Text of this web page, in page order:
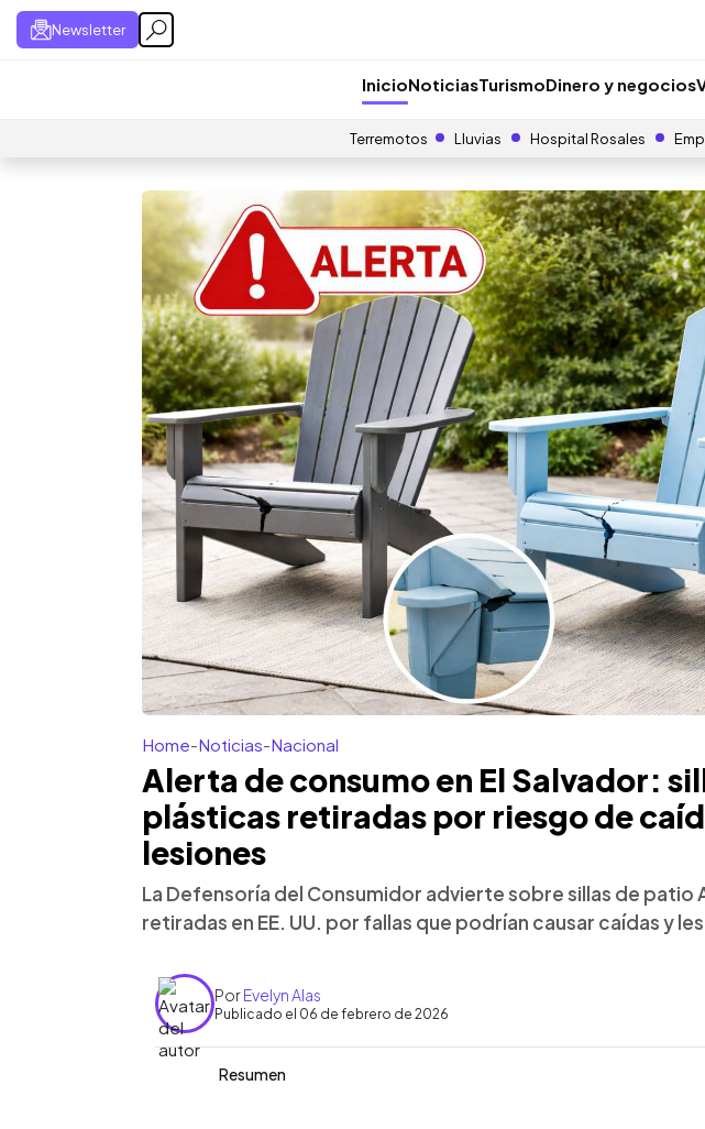
Newsletter
InicioNoticiasTurismoDinero y negocios
Terremotos Lluvias Hospital Rosales
Home-Noticias-Nacional
Alerta de consumo en El Salvador:
plásticas retiradas por riesgo de
lesiones
La Defensoría del Consumidor advierte sobre sillas de patio
retiradas en EE. UU. por fallas que podrían causar caídas y
PorEvelyn Alas
Publicado el 06 de febrero de 2026
Resumen